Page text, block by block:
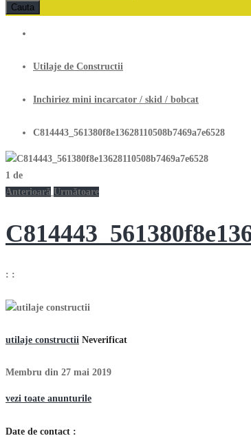
Cauta
Utilaje de Constructii
Inchiriez mini incarcator / skid / bobcat
C814443_561380f8e13628110508b7469a7e6528
1 de
Anterioară Următoare
: :
utilaje constructii Neverificat
Membru din 27 mai 2019
vezi toate anunturile
Date de contact :